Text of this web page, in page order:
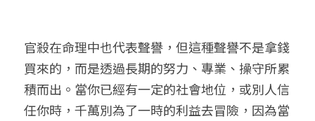
官殺在命理中也代表聲譽，但這種聲譽不是拿錢
買來的，而是透過長期的努力、專業、操守所累
積而出。當你已經有一定的社會地位，或別人信
任你時，千萬別為了一時的利益去冒險，因為當